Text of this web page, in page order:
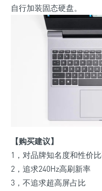
自行加装固态硬盘。
【购买建议】
1，对品牌知名度和性价
2，追求240Hz高刷新率
3，不追求超高屏占比